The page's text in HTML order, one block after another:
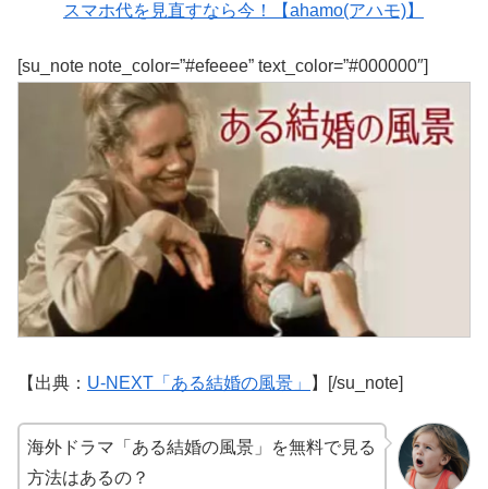
スマホ代を見直すなら今！【ahamo(アハモ)】
[su_note note_color=”#efeeee” text_color=”#000000″]
【出典： U-NEXT「ある結婚の風景」 】[/su_note]
海外ドラマ「ある結婚の風景」を無料で見る
方法はあるの？